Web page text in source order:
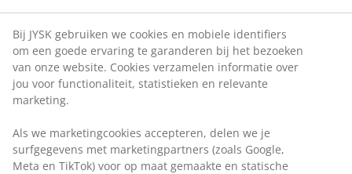
Retourneren en claimen
Bij JYSK gebruiken we cookies en mobiele identifiers
om een goede ervaring te garanderen bij het bezoeken
van onze website. Cookies verzamelen informatie over
jou voor functionaliteit, statistieken en relevante
marketing.
Als we marketingcookies accepteren, delen we je
surfgegevens met marketingpartners (zoals Google,
Meta en TikTok) voor op maat gemaakte en statische